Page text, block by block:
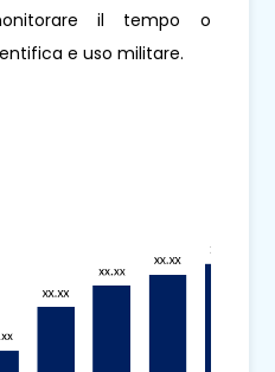
il tempo o
e uso militare.